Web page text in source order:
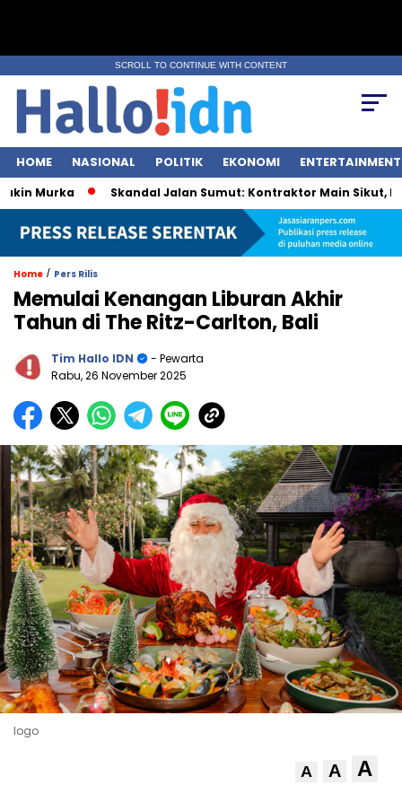
SCROLL TO CONTINUE WITH CONTENT
HOME NASIONAL POLITIK EKONOMI ENTERTAINMENT
Murka Skandal Jalan Sumut: Kontraktor Main Sikut,
Home / Pers Rilis
Memulai Kenangan Liburan Akhir
Tahun di The Ritz-Carlton, Bali
Tim Hallo IDN
- Pewarta
Rabu, 26 November 2025
logo
A A A